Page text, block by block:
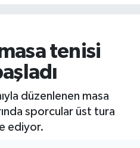
tenisi
düzenlenen masa
sporcular üst tura
ediyor.